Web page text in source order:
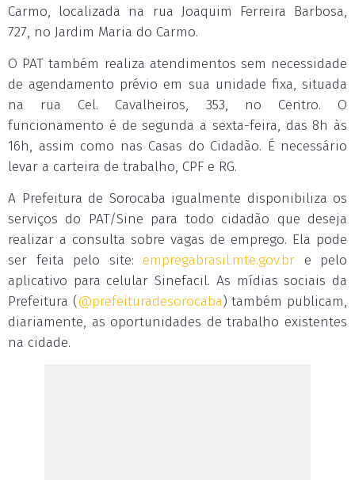
Carmo, localizada na rua Joaquim Ferreira Barbosa,
727, no Jardim Maria do Carmo.
O PAT também realiza atendimentos sem necessidade
de agendamento prévio em sua unidade fixa, situada
na rua Cel. Cavalheiros, 353, no Centro. O
funcionamento é de segunda a sexta-feira, das 8h às
16h, assim como nas Casas do Cidadão. É necessário
levar a carteira de trabalho, CPF e RG.
A Prefeitura de Sorocaba igualmente disponibiliza os
serviços do PAT/Sine para todo cidadão que deseja
realizar a consulta sobre vagas de emprego. Ela pode
ser feita pelo site: empregabrasil.mte.gov.br e pelo
aplicativo para celular Sinefacil. As mídias sociais da
Prefeitura (@prefeituradesorocaba) também publicam,
diariamente, as oportunidades de trabalho existentes
na cidade.